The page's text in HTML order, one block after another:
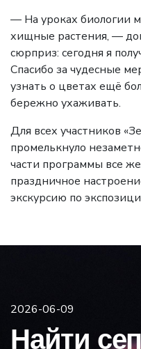
— На уроках биологии
хищные растения, —
сюрприз: сегодня я
Спасибо за чудесные
узнать о цветах ещё
бережно ухаживать.
Для всех участников
промелькнуло
части программы все
праздничное
экскурсию по
2026-06-09
Найти